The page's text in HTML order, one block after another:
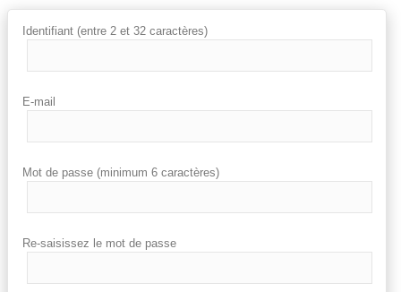
Identifiant (entre 2 et 32 caractères)
E-mail
Mot de passe (minimum 6 caractères)
Re-saisissez le mot de passe